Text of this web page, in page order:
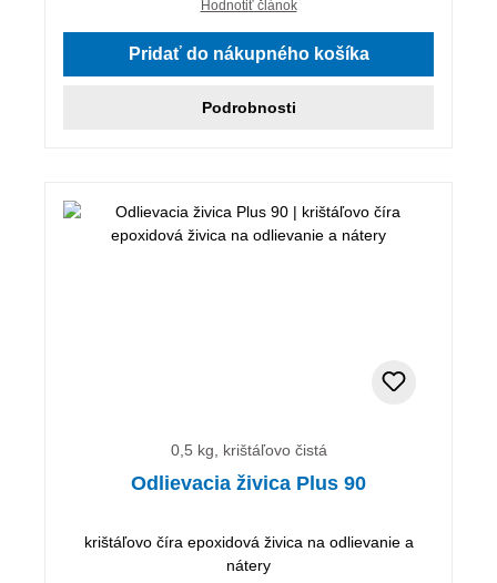
Hodnotiť článok
Pridať do nákupného košíka
Podrobnosti
0,5 kg, krištáľovo čistá
Odlievacia živica Plus 90
krištáľovo číra epoxidová živica na odlievanie a
nátery